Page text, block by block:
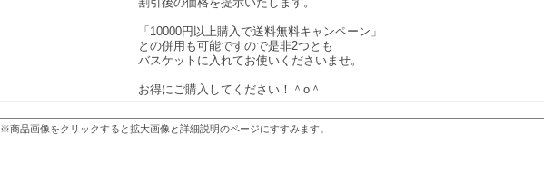
「10000円以上購入で送料無料キャンペーン」
との併用も可能ですので是非2つとも
バスケットに入れてお使いくださいませ。
お得にご購入してください！＾o＾
※商品画像をクリックすると拡大画像と詳細説明のページにすすみます。